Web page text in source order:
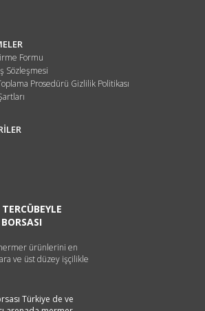
Formu
Sözleşmesi
Prosedürü Gizlilik Politikası
ürünlerini en
ve üst düzey işçilikle
Türkiye de ve